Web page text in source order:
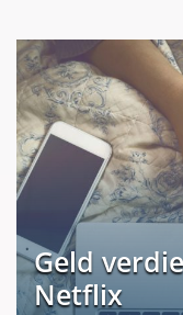
Geld
Netflix